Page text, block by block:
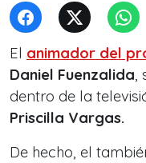
El animador del
Daniel Fuenzalida,
dentro de la
Priscilla Vargas.
De hecho, el